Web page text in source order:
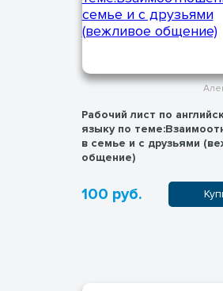
Рабочий лист по
языку по
в семье и с друзьями
общение)
100 руб.